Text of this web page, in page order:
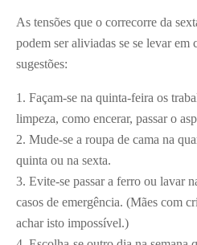
As tensões que o correcorre da
podem ser aliviadas se se levar em
sugestões:
1. Façam-se na quinta-feira os
limpeza, como encerar, passar o
2. Mude-se a roupa de cama na
quinta ou na sexta.
3. Evite-se passar a ferro ou lavar
casos de emergência. (Mães com
achar isto impossível.)